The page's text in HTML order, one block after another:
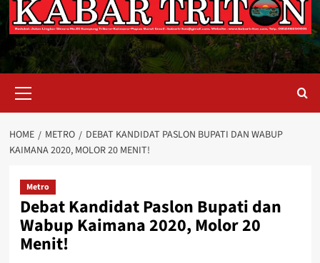
Menu
HOME METRO
DEBAT KANDIDAT PASLON BUPATI DAN WABUP
KAIMANA 2020, MOLOR 20 MENIT!
Metro
Debat Kandidat Paslon Bupati dan
Wabup Kaimana 2020, Molor 20
Menit!